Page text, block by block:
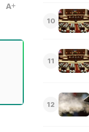
A
10
11
12